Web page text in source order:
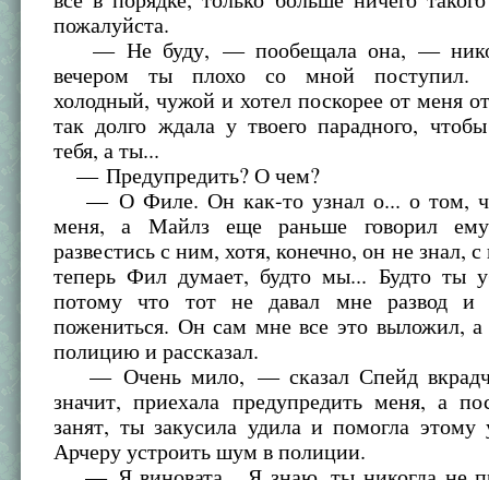
пожалуйста.
— Не буду, — пообещала она, —
вечером ты плохо со мной поступил.
холодный, чужой и хотел поскорее от меня
так долго ждала у твоего парадного,
тебя, а ты...
— Предупредить? О чем?
— О Филе. Он как-то узнал о... о том,
меня, а Майлз еще раньше говорил
развестись с ним, хотя, конечно, он не знал,
теперь Фил думает, будто мы... Будто ты
потому что тот не давал мне развод
пожениться. Он сам мне все это выложил,
полицию и рассказал.
— Очень мило, — сказал Спейд
значит, приехала предупредить меня, а
занят, ты закусила удила и помогла
Арчеру устроить шум в полиции.